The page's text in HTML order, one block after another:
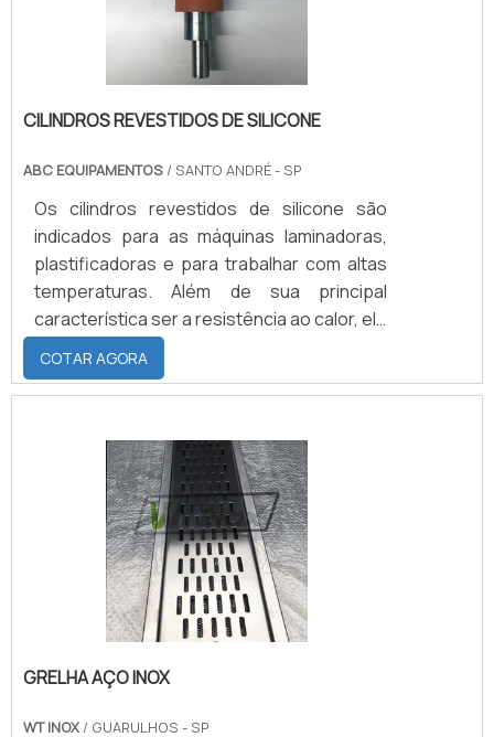
CILINDROS REVESTIDOS DE SILICONE
ABC EQUIPAMENTOS / SANTO ANDRÉ - SP
Os cilindros revestidos de silicone são
indicados para as máquinas laminadoras,
plastificadoras e para trabalhar com altas
temperaturas. Além de sua principal
característica ser a resistência ao calor, ele
pode ser confeccionado na dureza de 40 a
95 shores, ele também suporta
temperaturas que variam entre mínima de
informações sobre cilindros e suas
vantagensEm relação à resistência aos
ácidos, o revestimento de silicone possui
resistência regular tanto para á.
COTAR AGORA
GRELHA AÇO INOX
WT INOX / GUARULHOS - SP